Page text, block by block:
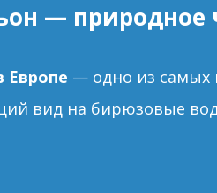
— природное
Европе — одно из самых
вид на бирюзовые